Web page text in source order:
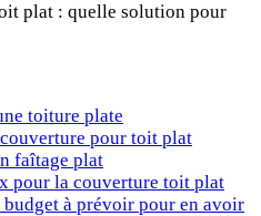
plat : quelle solution pour
toiture plate
pour toit plat
faîtage plat
pour la couverture toit plat
à prévoir pour en avoir